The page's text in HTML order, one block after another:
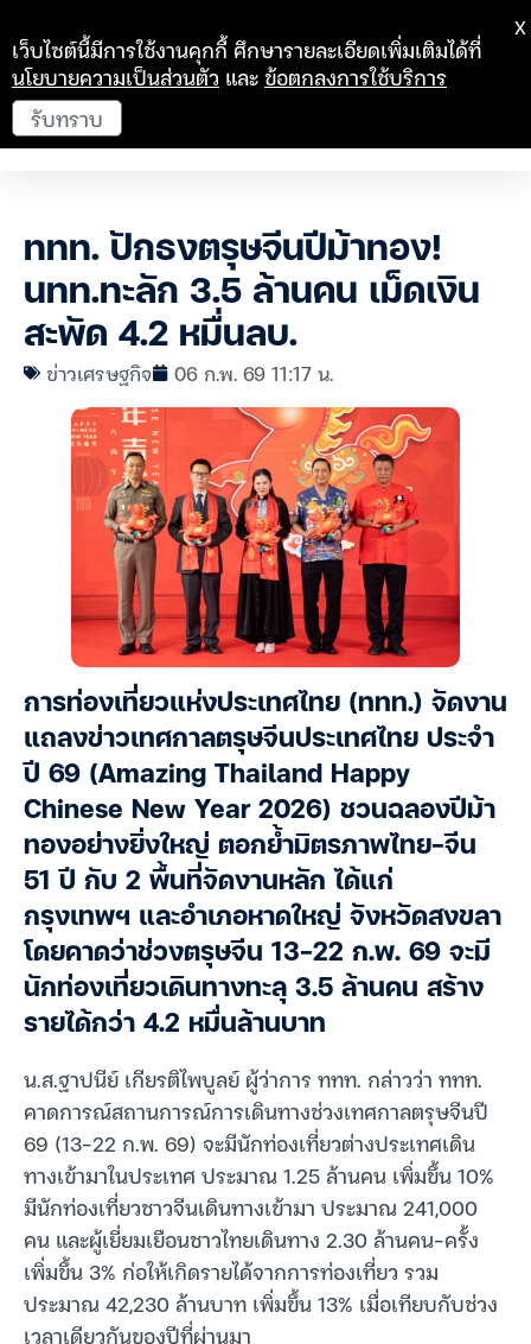
ททท. ปักธงตรุษจีนปีม้าทอง!
นทท.ทะลัก 3.5 ล้านคน เม็ดเงิน
สะพัด 4.2 หมื่นลบ.
ข่าวเศรษฐกิจ 06 ก.พ. 69 11:17 น.
การท่องเที่ยวแห่งประเทศไทย (ททท.) จัดงาน
แถลงข่าวเทศกาลตรุษจีนประเทศไทย ประจำ
ปี 69 (Amazing Thailand Happy
Chinese New Year 2026) ชวนฉลองปีม้า
ทองอย่างยิ่งใหญ่ ตอกย้ำมิตรภาพไทย–จีน
51 ปี กับ 2 พื้นที่จัดงานหลัก ได้แก่
กรุงเทพฯ และอำเภอหาดใหญ่ จังหวัดสงขลา
โดยคาดว่าช่วงตรุษจีน 13-22 ก.พ. 69 จะมี
นักท่องเที่ยวเดินทางทะลุ 3.5 ล้านคน สร้าง
รายได้กว่า 4.2 หมื่นล้านบาท
น.ส.ฐาปนีย์ เกียรติไพบูลย์ ผู้ว่าการ ททท. กล่าวว่า ททท.
คาดการณ์สถานการณ์การเดินทางช่วงเทศกาลตรุษจีนปี
69 (13-22 ก.พ. 69) จะมีนักท่องเที่ยวต่างประเทศเดิน
ทางเข้ามาในประเทศ ประมาณ 1.25 ล้านคน เพิ่มขึ้น 10%
มีนักท่องเที่ยวชาวจีนเดินทางเข้ามา ประมาณ 241,000
คน และผู้เยี่ยมเยือนชาวไทยเดินทาง 2.30 ล้านคน-ครั้ง
เพิ่มขึ้น 3% ก่อให้เกิดรายได้จากการท่องเที่ยว รวม
ประมาณ 42,230 ล้านบาท เพิ่มขึ้น 13% เมื่อเทียบกับช่วง
เวลาเดียวกันของปีที่ผ่านมา
เว็บไซต์นี้มีการใช้งานคุกกี้ ศึกษารายละเอียดเพิ่มเติมได้ที่
นโยบายความเป็นส่วนตัว และข้อตกลงการใช้บริการ
รับทราบ
X